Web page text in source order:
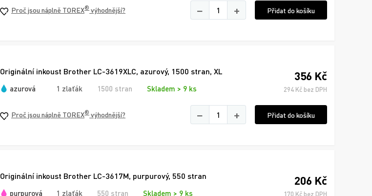
Proč jsou náplně TOREX® výhodnější? − + Přidat do košíku
Originální inkoust Brother LC-3619XLC, azurový, 1500 stran, XL
azurová 1 zlaťák 1500 stran Skladem > 9 ks
356 Kč
294 Kč bez DPH
Proč jsou náplně TOREX® výhodnější? − + Přidat do košíku
Originální inkoust Brother LC-3617M, purpurový, 550 stran
purpurová 1 zlaťák 550 stran Skladem > 9 ks
206 Kč
170 Kč bez DPH